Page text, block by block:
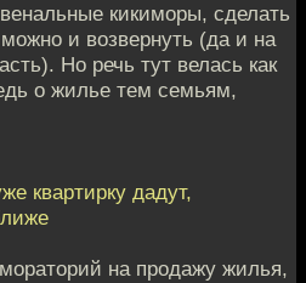
кикиморы, сделать
можно и возвернуть (да и на
Но речь тут велась как
о жилье тем семьям,
квартирку дадут,
на продажу жилья,